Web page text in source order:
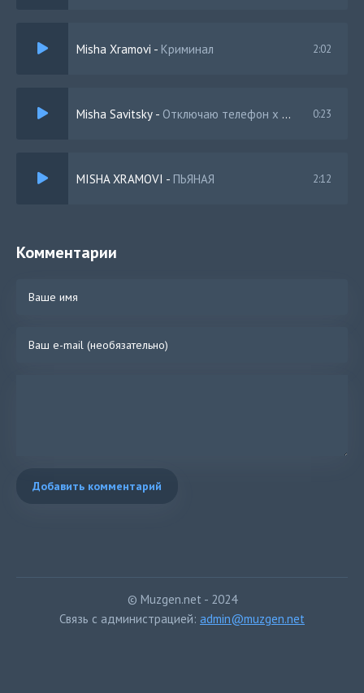
Misha Xramovi - Криминал 2:02
Misha Savitsky - Отключаю телефон х Потрачу 0:23
MISHA XRAMOVI - ПЬЯНАЯ 2:12
Комментарии
Добавить комментарий
© Muzgen.net - 2024
Связь с администрацией: admin@muzgen.net